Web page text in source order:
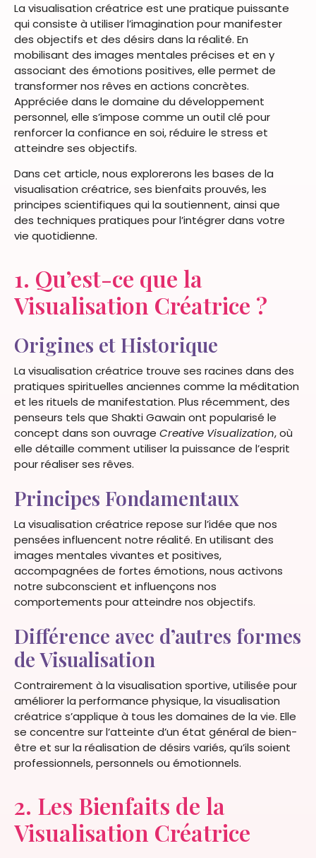
La visualisation créatrice est une pratique puissante
qui consiste à utiliser l’imagination pour manifester
des objectifs et des désirs dans la réalité. En
mobilisant des images mentales précises et en y
associant des émotions positives, elle permet de
transformer nos rêves en actions concrètes.
Appréciée dans le domaine du développement
personnel, elle s’impose comme un outil clé pour
renforcer la confiance en soi, réduire le stress et
atteindre ses objectifs.
Dans cet article, nous explorerons les bases de la
visualisation créatrice, ses bienfaits prouvés, les
principes scientifiques qui la soutiennent, ainsi que
des techniques pratiques pour l’intégrer dans votre
vie quotidienne.
1. Qu’est-ce que la
Visualisation Créatrice ?
Origines et Historique
La visualisation créatrice trouve ses racines dans des
pratiques spirituelles anciennes comme la méditation
et les rituels de manifestation. Plus récemment, des
penseurs tels que Shakti Gawain ont popularisé le
concept dans son ouvrage Creative Visualization, où
elle détaille comment utiliser la puissance de l’esprit
pour réaliser ses rêves.
Principes Fondamentaux
La visualisation créatrice repose sur l’idée que nos
pensées influencent notre réalité. En utilisant des
images mentales vivantes et positives,
accompagnées de fortes émotions, nous activons
notre subconscient et influençons nos
comportements pour atteindre nos objectifs.
Différence avec d’autres formes
de Visualisation
Contrairement à la visualisation sportive, utilisée pour
améliorer la performance physique, la visualisation
créatrice s’applique à tous les domaines de la vie. Elle
se concentre sur l’atteinte d’un état général de bien-
être et sur la réalisation de désirs variés, qu’ils soient
professionnels, personnels ou émotionnels.
2. Les Bienfaits de la
Visualisation Créatrice